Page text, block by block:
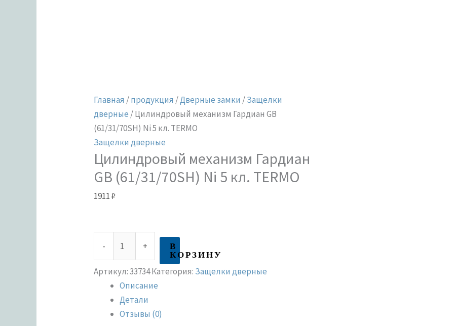
Главная /продукция /Дверные замки /Защелки
дверные / Цилиндровый механизм Гардиан GB
(61/31/70SH) Ni 5 кл. TERMO
Защелки дверные
Цилиндровый механизм Гардиан
GB (61/31/70SH) Ni 5 кл. TERMO
1911₽
- + В
КОРЗИНУ
Артикул:33734Категория: Защелки дверные
Описание
Детали
Отзывы (0)